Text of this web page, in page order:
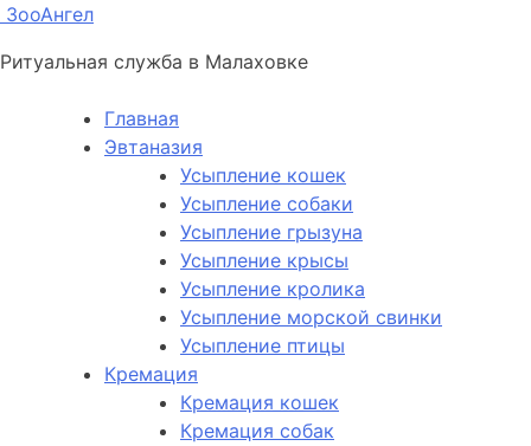
ЗооАнгел
Ритуальная служба в Малаховке
Главная
Эвтаназия
Усыпление кошек
Усыпление собаки
Усыпление грызуна
Усыпление крысы
Усыпление кролика
Усыпление морской свинки
Усыпление птицы
Кремация
Кремация кошек
Кремация собак